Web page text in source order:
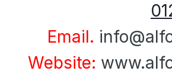
Email.
Website: